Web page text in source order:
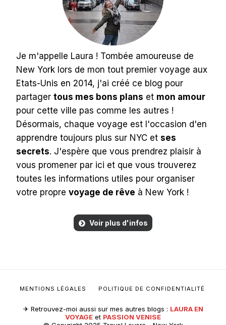
Je m'appelle Laura ! Tombée amoureuse de
New York lors de mon tout premier voyage aux
Etats-Unis en 2014, j'ai créé ce blog pour
partager tous mes bons plans et mon amour
pour cette ville pas comme les autres !
Désormais, chaque voyage est l'occasion d'en
apprendre toujours plus sur NYC et ses
secrets. J'espère que vous prendrez plaisir à
vous promener par ici et que vous trouverez
toutes les informations utiles pour organiser
votre propre voyage de rêve à New York !
Voir plus d'infos
✈︎ Retrouvez-moi aussi sur mes autres blogs : LAURA EN
VOYAGE et PASSION VENISE
MENTIONS LÉGALES POLITIQUE DE CONFIDENTIALITÉ